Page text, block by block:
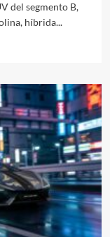
del segmento B,
híbrida...